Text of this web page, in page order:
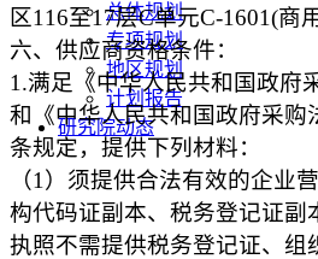
总体规划
专项规划
地区规划
计划报告
研究院动态
区116至17层C单元C-1601(商
六、供应商资格条件：
1.满足《中华人民共和国政府
和《中华人民共和国政府采购
条规定，提供下列材料：
（1）须提供合法有效的企业
构代码证副本、税务登记证副
执照不需提供税务登记证、组